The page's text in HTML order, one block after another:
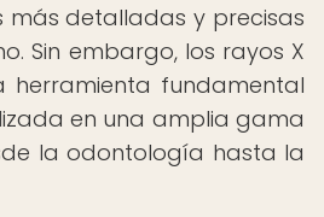
más detalladas y precisas
Sin embargo, los rayos X
herramienta fundamental
en una amplia gama
la odontología hasta la